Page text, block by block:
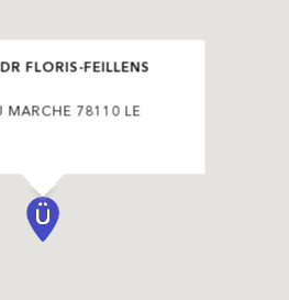
FLORIS-FEILLENS
MARCHE 78110 LE